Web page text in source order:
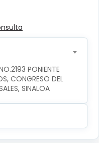
PONIENTE
CONGRESO DEL
SINALOA